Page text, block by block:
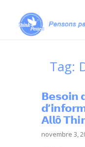
Tag:
𝗕𝗲𝘀𝗼𝗶𝗻
𝗔𝗹𝗹ô
novembre 3,